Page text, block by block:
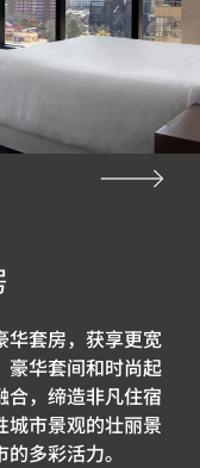
华套房，获享更宽
豪华套间和时尚起
合，缔造非凡住宿
城市景观的壮丽景
多彩活力。